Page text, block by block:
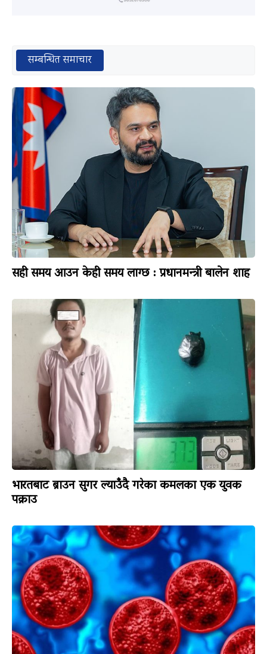
सम्बन्धित समाचार
सही समय आउन केही समय लाग्छ : प्रधानमन्त्री बालेन शाह
भारतबाट ब्राउन सुगर ल्याउँदै गरेका कमलका एक युवक
पक्राउ